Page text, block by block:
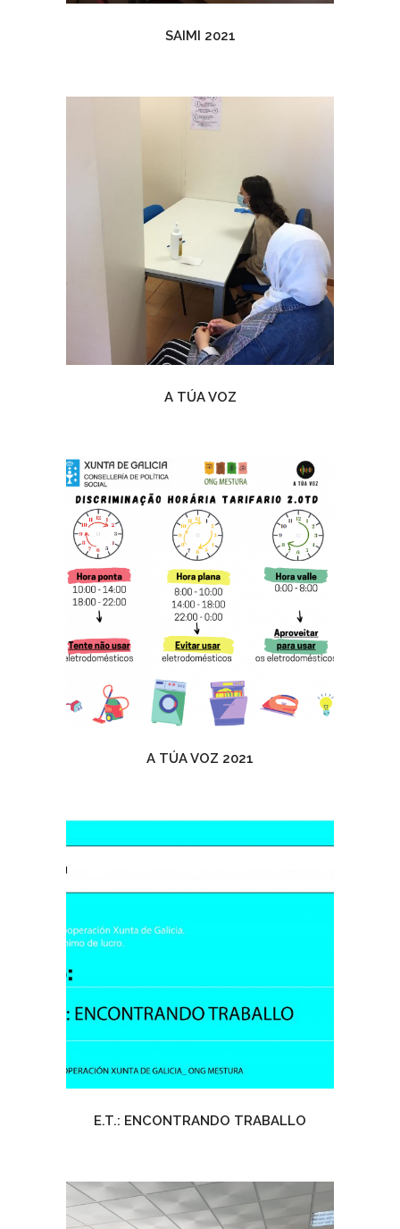
SAIMI 2021
A TÚA VOZ
A TÚA VOZ 2021
E.T.: ENCONTRANDO TRABALLO